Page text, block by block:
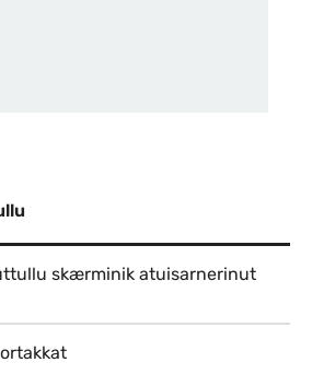
skærminik atuisarnerinut